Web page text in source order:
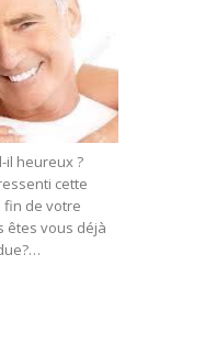
il heureux ?
cette
fin de votre
êtes vous déjà
…